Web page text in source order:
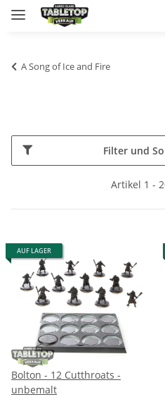
A Song of Ice and Fire
Filter und
Artikel 1 -
AUF LAGER
Bolton - 12 Cutthroats -
unbemalt